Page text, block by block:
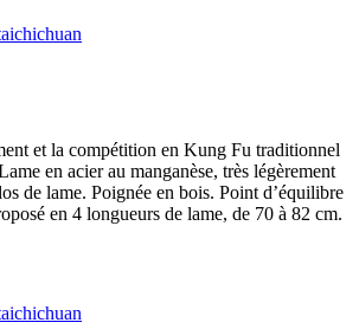
et la compétition en Kung Fu traditionnel
en acier au manganèse, très légèrement
de lame. Poignée en bois. Point d’équilibre
en 4 longueurs de lame, de 70 à 82 cm.